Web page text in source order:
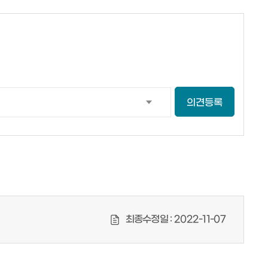
의견등록
최종수정일 : 2022-11-07